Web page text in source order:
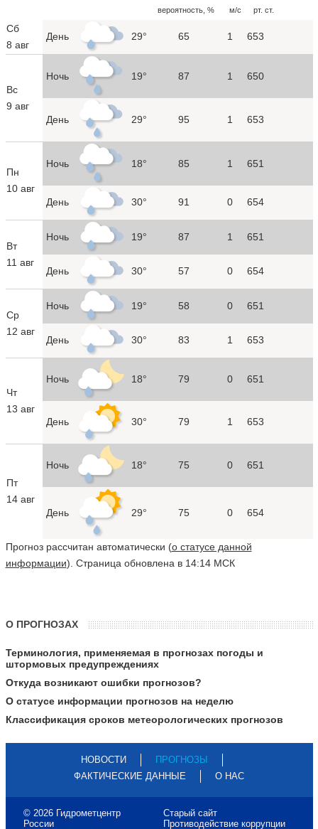
вероятность, %
м/с
рт. ст.
Сб
8 авг
День 29° 65 1 653
Вс
9 авг
Ночь 19° 87 1 650
День 29° 95 1 653
Пн
10 авг
Ночь 18° 85 1 651
День 30° 91 0 654
Вт
11 авг
Ночь 19° 87 1 651
День 30° 57 0 654
Ср
12 авг
Ночь 19° 58 0 651
День 30° 83 1 653
Чт
13 авг
Ночь 18° 79 0 651
День 30° 79 1 653
Пт
14 авг
Ночь 18° 75 0 651
День 29° 75 0 654
Прогноз рассчитан автоматически (о статусе данной
информации). Страница обновлена в 14:14 МСК
О ПРОГНОЗАХ
Терминология, применяемая в прогнозах погоды и
штормовых предупреждениях
Откуда возникают ошибки прогнозов?
О статусе информации прогнозов на неделю
Классификация сроков метеорологических прогнозов
НОВОСТИ
ПРОГНОЗЫ
ФАКТИЧЕСКИЕ ДАННЫЕ
О НАС
© 2026 Гидрометцентр
России
Старый сайт
Противодействие коррупции